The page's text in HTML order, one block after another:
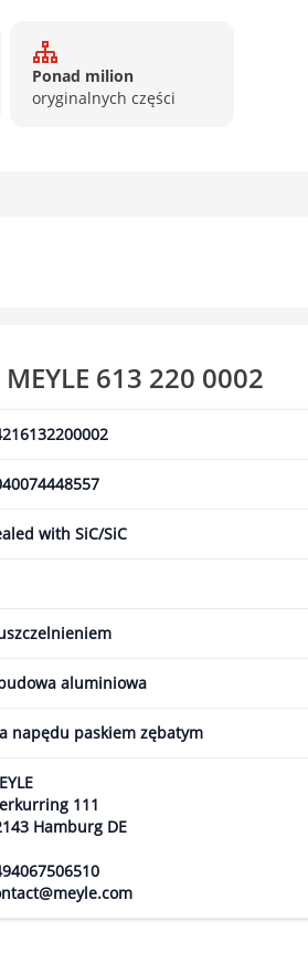
Ponad milion
oryginalnych części
613 220 0002
with SiC/SiC
aluminiowa
napędu paskiem zębatym
111
Hamburg DE